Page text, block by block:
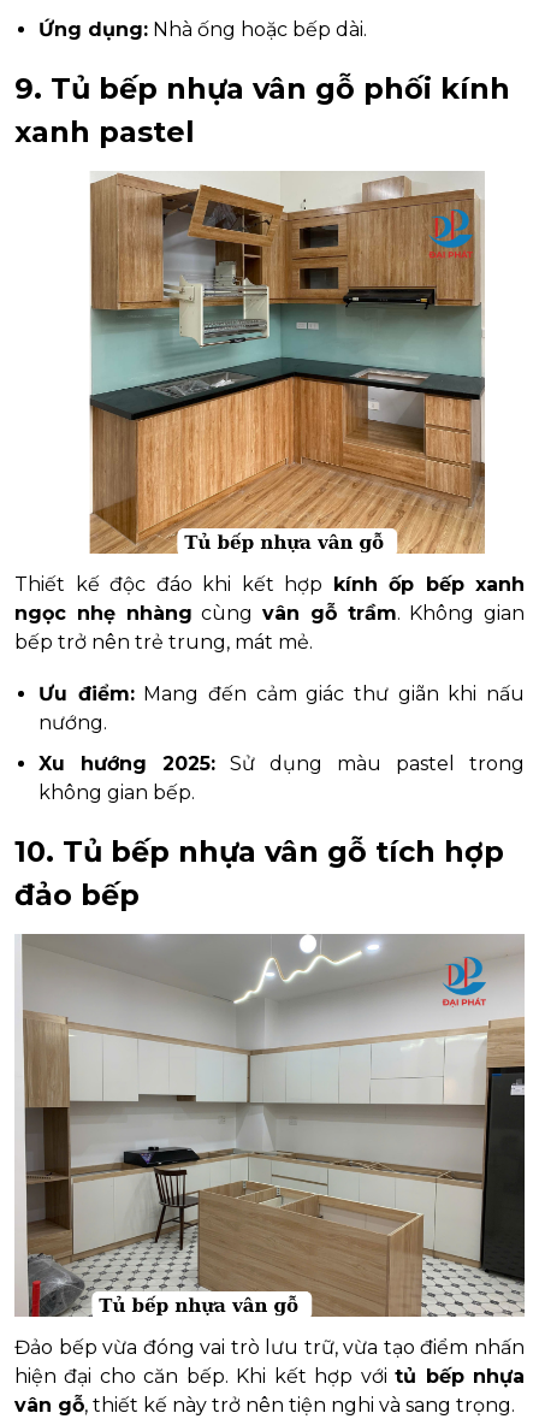
Ứng dụng: Nhà ống hoặc bếp dài.
9. Tủ bếp nhựa vân gỗ phối kính
xanh pastel
Thiết kế độc đáo khi kết hợp
kính ốp bếp xanh
ngọc nhẹ nhàng cùng vân gỗ trầm. Không gian
bếp trở nên trẻ trung, mát mẻ.
Ưu điểm:Mang đến cảm giác thư giãn khi nấu
nướng.
Xu hướng 2025: Sử dụng màu pastel trong
không gian bếp.
10. Tủ bếp nhựa vân gỗ tích hợp
đảo bếp
Đảo bếp vừa đóng vai trò lưu trữ, vừa tạo điểm nhấn
hiện đại cho căn bếp. Khi kết hợp vớitủ bếp nhựa
vân gỗ, thiết kế này trở nên tiện nghi và sang trọng.